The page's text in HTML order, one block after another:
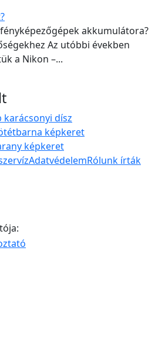
akkumulátora?
Az utóbbi években
a Nikon –...
dísz
képkeret
képkeret
AdatvédelemRólunk írták